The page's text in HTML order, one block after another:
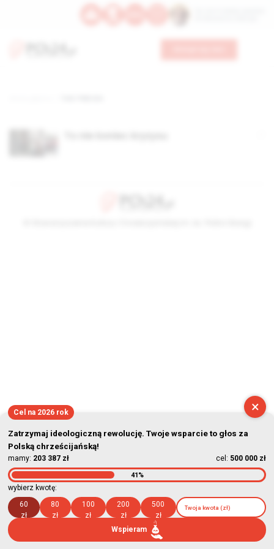
×
Cel na 2026 rok
Zatrzymaj ideologiczną rewolucję. Twoje wsparcie to głos za
Polską chrześcijańską!
mamy: 203 387 zł cel: 500 000 zł
41%
wybierz kwotę:
60
zł
80
zł
100
zł
200
zł
500
zł
Wspieram